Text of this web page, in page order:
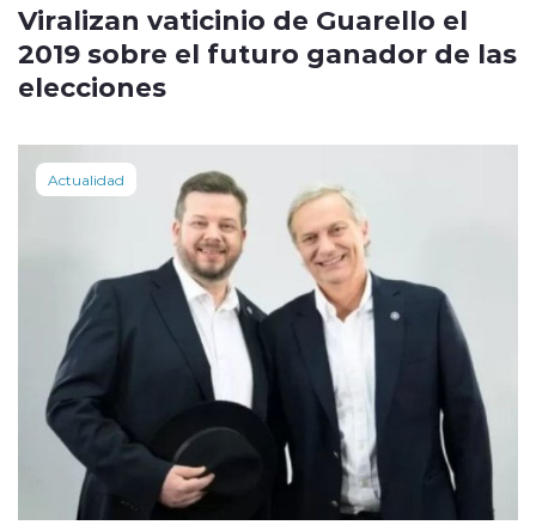
Viralizan vaticinio de Guarello el
2019 sobre el futuro ganador de las
elecciones
Actualidad